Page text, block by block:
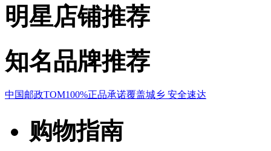
明星店铺推荐
知名品牌推荐
中国邮政TOM100%正品承诺覆盖城乡 安全速达
购物指南